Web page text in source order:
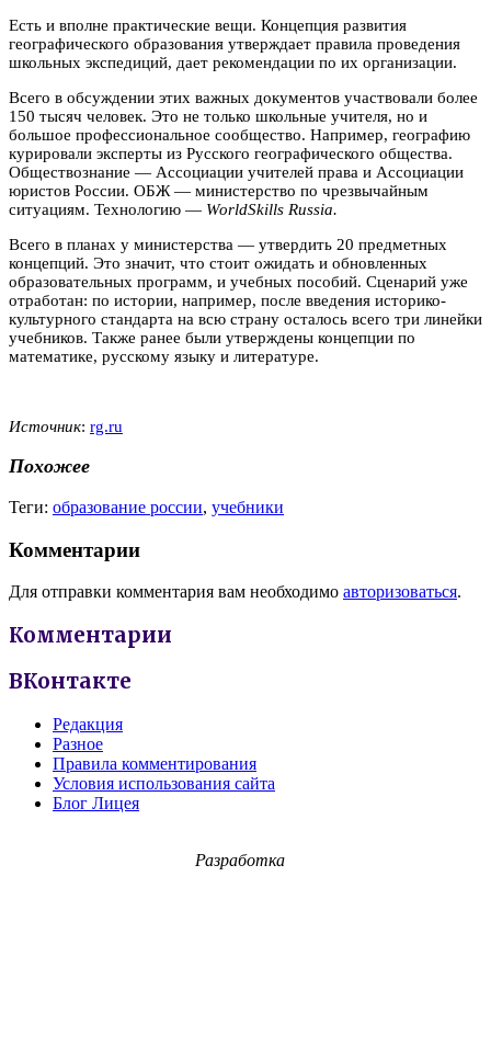
Есть и вполне практические вещи. Концепция развития
географического образования утверждает правила проведения
школьных экспедиций, дает рекомендации по их организации.
Всего в обсуждении этих важных документов участвовали более
150 тысяч человек. Это не только школьные учителя, но и
большое профессиональное сообщество. Например, географию
курировали эксперты из Русского географического общества.
Обществознание — Ассоциации учителей права и Ассоциации
юристов России. ОБЖ — министерство по чрезвычайным
ситуациям. Технологию — WorldSkills Russia.
Всего в планах у министерства — утвердить 20 предметных
концепций. Это значит, что стоит ожидать и обновленных
образовательных программ, и учебных пособий. Сценарий уже
отработан: по истории, например, после введения историко-
культурного стандарта на всю страну осталось всего три линейки
учебников. Также ранее были утверждены концепции по
математике, русскому языку и литературе.
Источник: rg.ru
Похожее
Теги: образование россии, учебники
Комментарии
Для отправки комментария вам необходимо авторизоваться.
Комментарии
ВКонтакте
Редакция
Разное
Правила комментирования
Условия использования сайта
Блог Лицея
Разработка